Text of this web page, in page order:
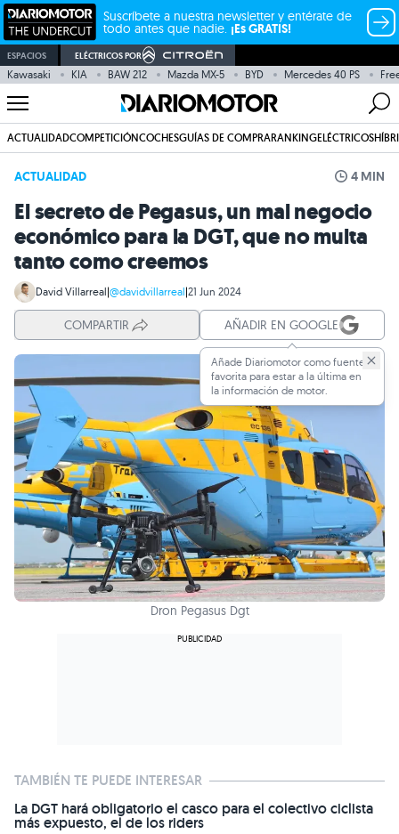
Suscríbete a nuestra newsletter y entérate de
todo antes que nadie. ¡Es GRATIS!
ESPACIOS ELÉCTRICOS POR
Kawasaki KIA BAW 212 Mazda MX-5 BYD Mercedes 40 PS
ACTUALIDADCOMPETICIÓNCOCHESGUÍAS DE COMPRARANKINGELÉCTRICOS
ACTUALIDAD 4 MIN
El secreto de Pegasus, un mal negocio
económico para la DGT, que no multa
tanto como creemos
David Villarreal|@davidvillarreal|21 Jun 2024
COMPARTIR AÑADIR EN GOOGLE
Añade Diariomotor como fuente
favorita para estar a la última en
la información de motor.
Dron Pegasus Dgt
TAMBIÉN TE PUEDE INTERESAR
La DGT hará obligatorio el casco para el colectivo ciclista
más expuesto, el de los riders